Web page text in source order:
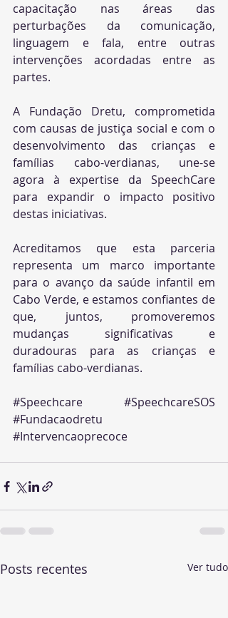
capacitação nas áreas das
perturbações da comunicação,
linguagem e fala, entre outras
intervenções acordadas entre as
partes.
A Fundação Dretu, comprometida
com causas de justiça social e com o
desenvolvimento das crianças e
famílias cabo-verdianas, une-se
agora à expertise da SpeechCare
para expandir o impacto positivo
destas iniciativas.
Acreditamos que esta parceria
representa um marco importante
para o avanço da saúde infantil em
Cabo Verde, e estamos confiantes de
que, juntos, promoveremos
mudanças significativas e
duradouras para as crianças e
famílias cabo-verdianas.
#Speechcare
#SpeechcareSOS
#Fundacaodretu
#Intervencaoprecoce
Posts recentes Ver tudo